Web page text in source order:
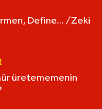
Define... /Zeki
üretememenin